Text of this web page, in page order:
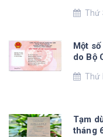
Thứ
Một
do Bộ
Thứ
Tạm
tháng